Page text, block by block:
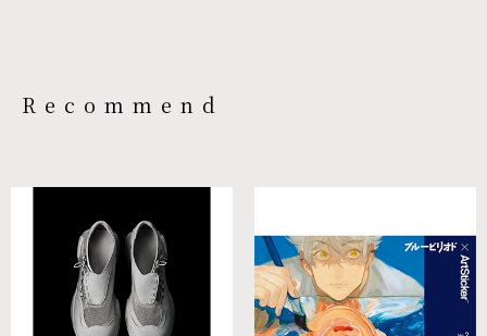
Recommend